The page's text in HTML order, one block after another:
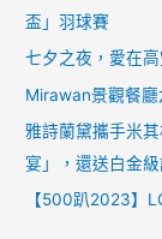
盃」羽球賽
七夕之夜，愛在
Mirawan景觀餐
雅詩蘭黛攜手米
宴」，還送白金級
【500趴2023】